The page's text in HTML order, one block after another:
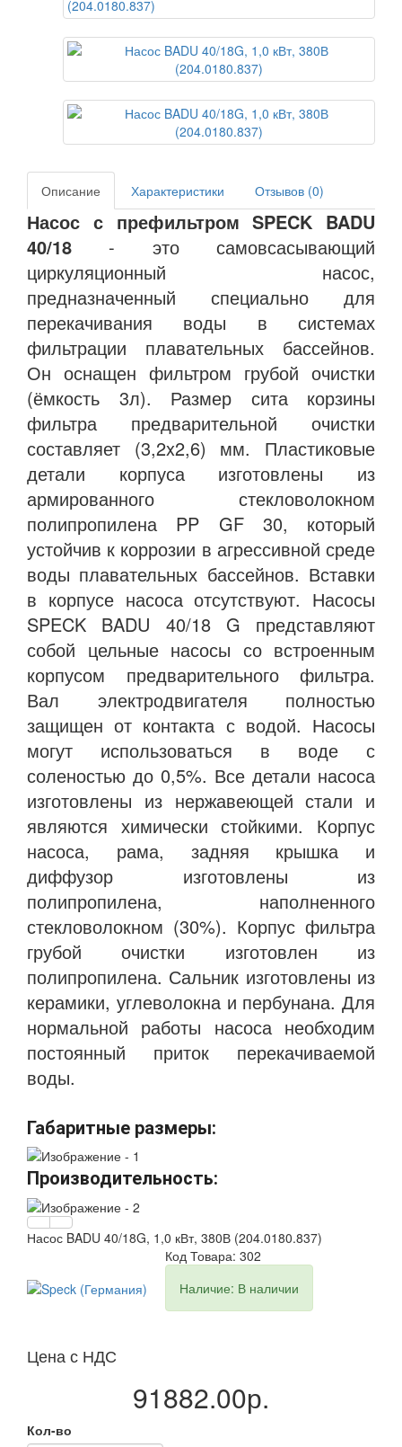
Описание Характеристики Отзывов (0)
Насос с префильтром SPECK BADU
40/18 - это самовсасывающий
циркуляционный насос,
предназначенный специально для
перекачивания воды в системах
фильтрации плавательных бассейнов.
Он оснащен фильтром грубой очистки
(ёмкость 3л). Размер сита корзины
фильтра предварительной очистки
составляет (3,2x2,6) мм. Пластиковые
детали корпуса изготовлены из
армированного стекловолокном
полипропилена PP GF 30, который
устойчив к коррозии в агрессивной среде
воды плавательных бассейнов. Вставки
в корпусе насоса отсутствуют. Насосы
SPECK BADU 40/18 G представляют
собой цельные насосы со встроенным
корпусом предварительного фильтра.
Вал электродвигателя полностью
защищен от контакта с водой. Насосы
могут использоваться в воде с
соленостью до 0,5%. Все детали насоса
изготовлены из нержавеющей стали и
являются химически стойкими. Корпус
насоса, рама, задняя крышка и
диффузор изготовлены из
полипропилена, наполненного
стекловолокном (30%). Корпус фильтра
грубой очистки изготовлен из
полипропилена. Сальник изготовлены из
керамики, углеволокна и пербунана. Для
нормальной работы насоса необходим
постоянный приток перекачиваемой
воды.
Габаритные размеры:
Производительность:
Насос BADU 40/18G, 1,0 кВт, 380В (204.0180.837)
Код Товара: 302
Наличие: В наличии
Цена с НДС
91882.00р.
Кол-во